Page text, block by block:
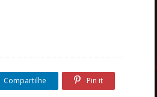
Compartilhe Pin it